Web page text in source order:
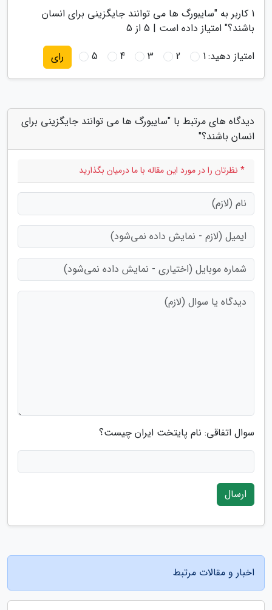
1 کاربر به "سایبورگ ها می توانند جایگزینی برای انسان
باشند؟" امتیاز داده است | 5 از 5
امتیاز دهید:1
2
3
4
5 رای
دیدگاه های مرتبط با "سایبورگ ها می توانند جایگزینی برای
انسان باشند؟"
* نظرتان را در مورد این مقاله با ما درمیان بگذارید
سوال اتفاقی: نام پایتخت ایران چیست؟
ارسال
اخبار و مقالات مرتبط